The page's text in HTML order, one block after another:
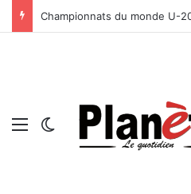
Menu Switch skin